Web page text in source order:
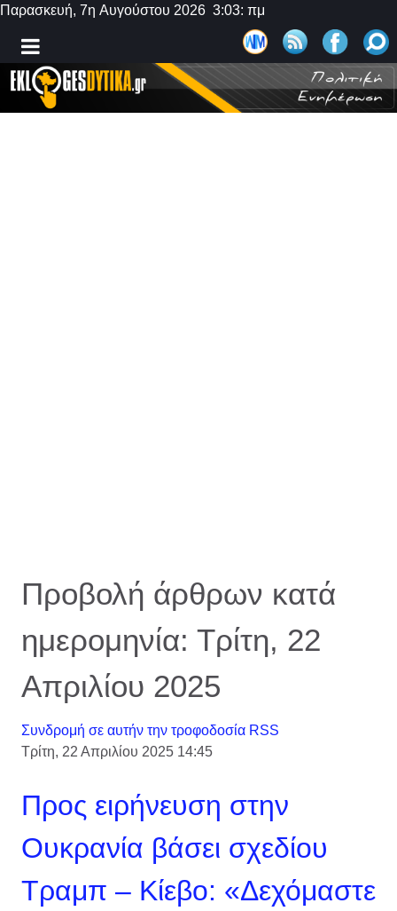
Παρασκευή, 7η Αυγούστου 2026 3:03: πμ
Προβολή άρθρων κατά
ημερομηνία: Τρίτη, 22
Απριλίου 2025
Συνδρομή σε αυτήν την τροφοδοσία RSS
Τρίτη, 22 Απριλίου 2025 14:45
Προς ειρήνευση στην
Ουκρανία βάσει σχεδίου
Τραμπ – Κίεβο: «Δεχόμαστε